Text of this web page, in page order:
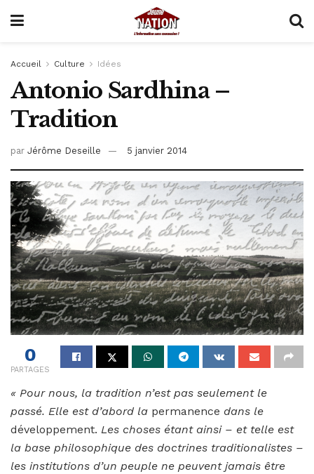
Accueil Culture Idées
Antonio Sardhina –
Tradition
par Jérôme Deseille 5 janvier 2014
0
PARTAGES
« Pour nous, la tradition n’est pas seulement le
passé. Elle est d’abord la permanence dans le
développement. Les choses étant ainsi – et telle est
la base philosophique des doctrines traditionalistes –
les institutions d’un peuple ne peuvent jamais être